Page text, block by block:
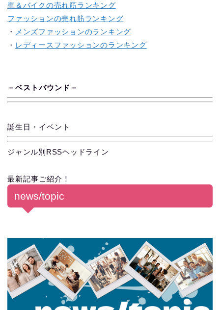
車＆バイクの売れ筋ランキング
ファッションの売れ筋ランキング
・
メンズファッションのランキング
・ レディースファッションのランキング
－ ベス トバウン ド －
誕生日・イベント
ジャンル別RSSヘッドライン
最新記事ご紹介！
news/topic